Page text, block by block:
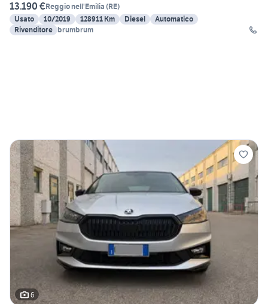
13.190 €Reggio nell'Emilia (RE)
Usato
10/2019 128911 Km Diesel
Automatico
Rivenditore brumbrum
6